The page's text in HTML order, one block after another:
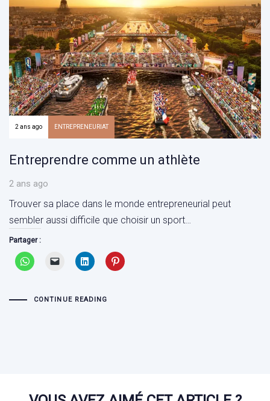
2 ans ago ENTREPRENEURIAT
Entreprendre comme un athlète
2 ans ago
Trouver sa place dans le monde entrepreneurial peut
sembler aussi difficile que choisir un sport…
Partager :
CONTINUE READING